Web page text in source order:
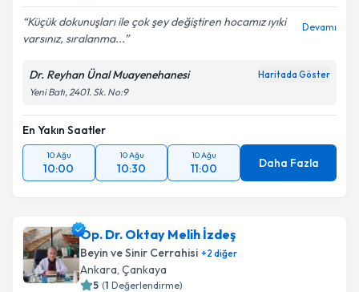
Küçük dokunuşları ile çok şey değiştiren hocamız ıyıki
varsınız, sıralanma...
Devamı
Dr. Reyhan Ünal Muayenehanesi Haritada Göster
Yeni Batı, 2401. Sk. No:9
En Yakın Saatler
10 Ağu
10:00
10 Ağu
10:30
10 Ağu
11:00 Daha Fazla
Op. Dr. Oktay Melih İzdeş
Beyin ve Sinir Cerrahisi +2 diğer
Ankara, Çankaya
5 (1 Değerlendirme)